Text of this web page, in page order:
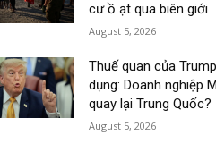
cư ồ ạt qua biên giới
August 5, 2026
Thuế quan của
dụng: Doanh nghiệp
quay lại Trung Quốc?
August 5, 2026